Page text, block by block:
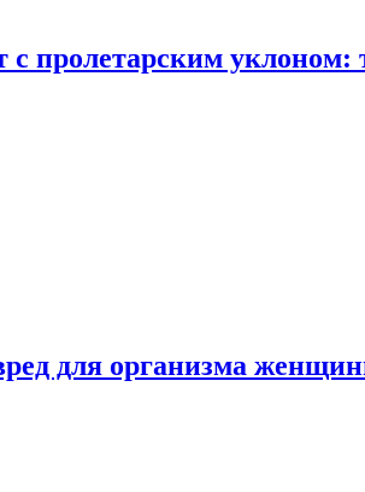
с пролетарским
для организма